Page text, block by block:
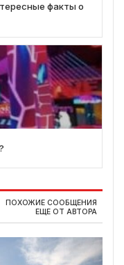
факты о
ПОХОЖИЕ СООБЩЕНИЯ
ЕЩЕ ОТ АВТОРА